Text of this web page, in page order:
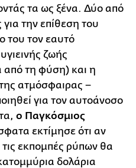
τα ως ξένα. Δύο από
την επίθεση του
του τον εαυτό
ζωής
από τη φύση) και η
ατμόσφαιρας −
για τον αυτοάνοσο
ο Παγκόσμιος
εκτίμησε ότι αν
τις εκπομπές ρύπων θα
δολάρια